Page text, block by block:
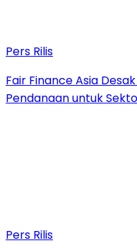
Pers Rilis
Fair Finance Asia
Pendanaan untuk
Pers Rilis